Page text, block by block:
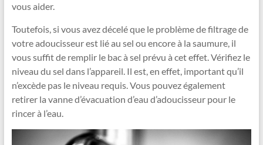
vous aider.
Toutefois, si vous avez décelé que le problème de filtrage de
votre adoucisseur est lié au sel ou encore à la saumure, il
vous suffit de remplir le bac à sel prévu à cet effet. Vérifiez le
niveau du sel dans l’appareil. Il est, en effet, important qu’il
n’excède pas le niveau requis. Vous pouvez également
retirer la vanne d’évacuation d’eau d’adoucisseur pour le
rincer à l’eau.